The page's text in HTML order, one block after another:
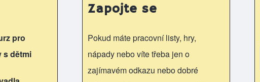
pro
s dětmi
Zapojte se
Pokud máte pracovní listy, hry,
nápady nebo víte třeba jen o
zajímavém odkazu nebo dobré